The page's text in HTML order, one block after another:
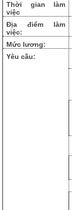
Thời gian làm
việc
Địa điểm làm
việc:
Mức lương:
Yêu cầu: